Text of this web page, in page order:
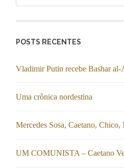
POSTS RECENTES
Vladimir Putin recebe Bashar al-
Uma crônica nordestina
Mercedes Sosa, Caetano,
UM COMUNISTA – Caetano